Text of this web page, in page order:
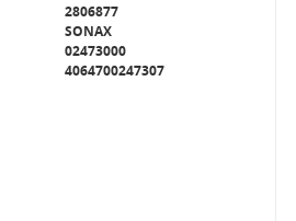
2806877
SONAX
02473000
4064700247307